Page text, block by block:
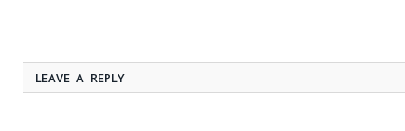
LEAVE A REPLY